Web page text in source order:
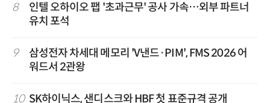
8
인텔 오하이오 팹 '초과근무' 공사 가속…외부 파트너
유치 포석
9
삼성전자 차세대 메모리 'V낸드·PIM', FMS 2026 어
워드서 2관왕
10 SK하이닉스, 샌디스크와 HBF 첫 표준규격 공개